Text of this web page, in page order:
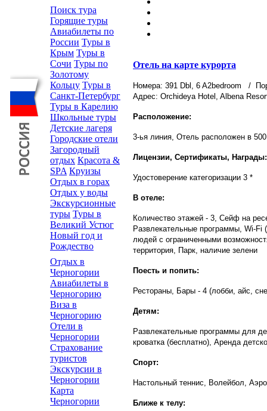
Поиск тура
Горящие туры
Авиабилеты по
России Туры в
Крым Туры в
Сочи Туры по
Золотому
Кольцу Туры в
Санкт-Петербург
Туры в Карелию
Школьные туры
Детские лагеря
Городские отели
Загородный
отдых Красота &
SPA Круизы
Отдых в горах
Отдых у воды
Экскурсионные
туры Туры в
Великий Устюг
Новый год и
Рождество
Отдых в
Черногории
Авиабилеты в
Черногорию
Виза в
Черногорию
Отели в
Черногории
Страхование
туристов
Экскурсии в
Черногории
Карта
Черногории
Отель на карте курорта
Номера: 391 Dbl, 6 A2bedroom
/
Адрес: Orchideya Hotel, Albena
Расположение:
3-ья линия, Отель расположен в
Лицензии, Сертификаты, Награды:
Удостоверение категоризации 3 *
В отеле:
Количество этажей - 3, Сейф на
Развлекательные программы, Wi-
людей с ограниченными
территория, Парк, наличие зелени
Поесть и попить:
Рестораны, Бары - 4 (лобби, айс,
Детям:
Развлекательные программы для
кроватка (бесплатно), Аренда
Спорт:
Настольный теннис, Волейбол,
Ближе к телу: